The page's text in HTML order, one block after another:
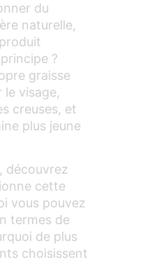
du
naturelle,
?
graisse
visage,
creuses, et
plus jeune
découvrez
cette
vous pouvez
termes de
de plus
choisissent